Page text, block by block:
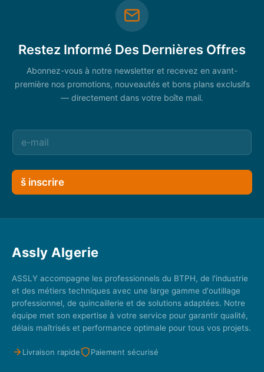
Restez Informé Des Dernières Offres
Abonnez-vous à notre newsletter et recevez en avant-
première nos promotions, nouveautés et bons plans exclusifs
— directement dans votre boîte mail.
š inscrire
Assly Algerie
ASSLY accompagne les professionnels du BTPH, de l'industrie
et des métiers techniques avec une large gamme d'outillage
professionnel, de quincaillerie et de solutions adaptées. Notre
équipe met son expertise à votre service pour garantir qualité,
délais maîtrisés et performance optimale pour tous vos projets.
Livraison rapide Paiement sécurisé